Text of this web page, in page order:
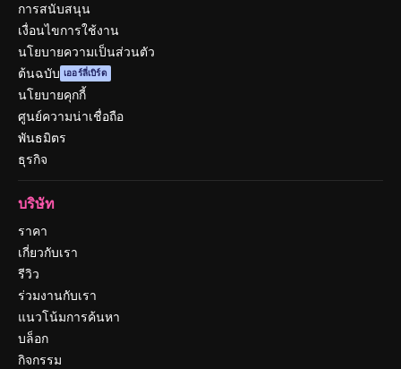
การสนับสนุน
เงื่อนไขการใช้งาน
นโยบายความเป็นส่วนตัว
ต้นฉบับ เออร์ลี่เบิร์ด
นโยบายคุกกี้
ศูนย์ความน่าเชื่อถือ
พันธมิตร
ธุรกิจ
บริษัท
ราคา
เกี่ยวกับเรา
รีวิว
ร่วมงานกับเรา
แนวโน้มการค้นหา
บล็อก
กิจกรรม